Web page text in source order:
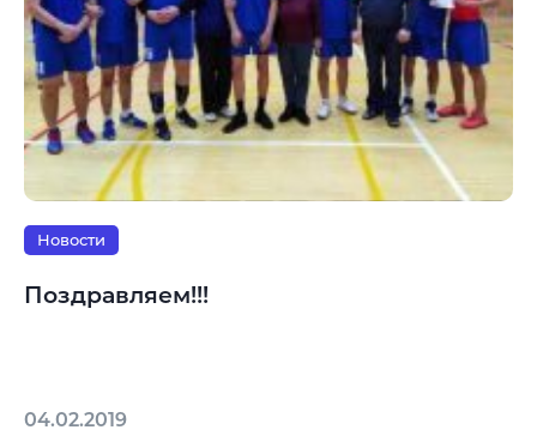
Новости
Поздравляем!!!
04.02.2019